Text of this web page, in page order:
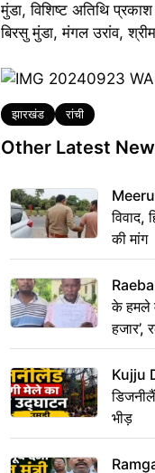
मुंडा, विशिष्ट अतिथि
बिरसु मुंडा, मंगल उरांव,
Tags
झारखंड रांची
Other Latest
विवाद,
की मांग
के हमले
हजार’,
Kujju
भीड़